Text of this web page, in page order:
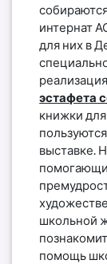
интернат
для них в
эстафета
книжки
выставке.
школьной
помощь